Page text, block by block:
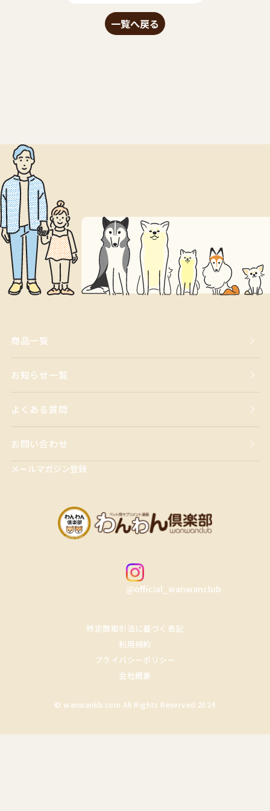
一覧へ戻る
商品一覧
お知らせ一覧
よくある質問
お問い合わせ
メールマガジン登録
@official_wanwanclub
特定商取引法に基づく表記
利用規約
プライバシーポリシー
会社概要
© wanwankb.com All Rights Reserved 2024